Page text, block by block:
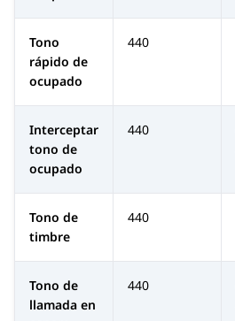
Tono
rápido de
ocupado
440
Interceptar
tono de
ocupado
440
Tono de
timbre
440
Tono de
llamada en
440